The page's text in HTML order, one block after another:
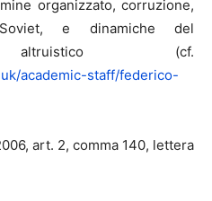
organizzato, corruzione,
e dinamiche del
altruistico (cf.
academic-staff/federico-
art. 2, comma 140, lettera